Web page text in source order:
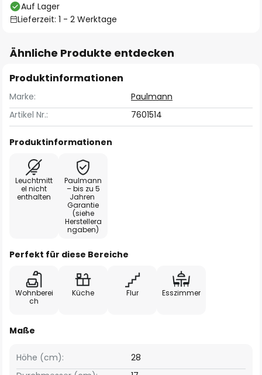
Auf Lager
Lieferzeit: 1 - 2 Werktage
Ähnliche Produkte entdecken
Produktinformationen
Marke:
Paulmann
Artikel Nr.:
7601514
Produktinformationen
Leuchtmitt
el nicht
enthalten
Paulmann
– bis zu 5
Jahren
Garantie
(siehe
Herstellera
ngaben)
Perfekt für diese Bereiche
Wohnberei
ch
Küche Flur Esszimmer
Maße
Höhe (cm):
28